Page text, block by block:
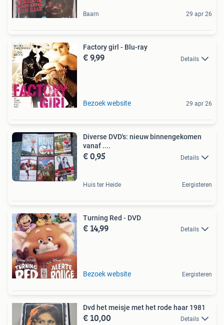
Baarn 29 apr 26
Factory girl - Blu-ray
€ 9,99 Details
Bezoek website 29 apr 26
Diverse DVD's: nieuw binnengekomen
vanaf ....
€ 0,95 Details
Huis ter Heide Eergisteren
Turning Red - DVD
€ 14,99 Details
Bezoek website Eergisteren
Dvd het meisje met het rode haar 1981
€ 10,00 Details